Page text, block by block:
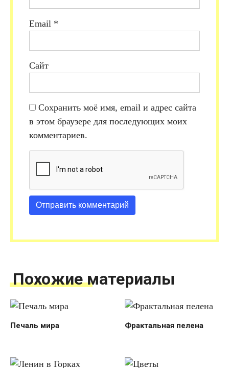
Email *
Сайт
Сохранить моё имя, email и адрес сайта
в этом браузере для последующих моих
комментариев.
Похожие материалы
Печаль мира Фрактальная пелена